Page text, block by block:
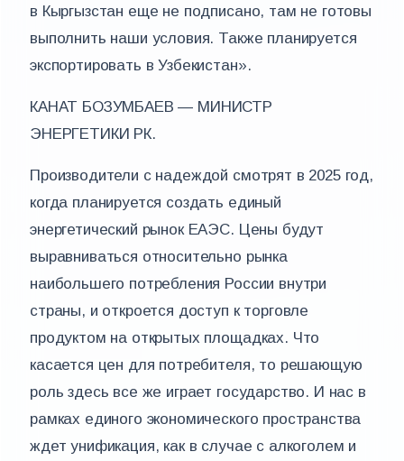
в Кыргызстан еще не подписано, там не готовы
выполнить наши условия. Также планируется
экспортировать в Узбекистан».
КАНАТ БОЗУМБАЕВ — МИНИСТР
ЭНЕРГЕТИКИ РК.
Производители с надеждой смотрят в 2025 год,
когда планируется создать единый
энергетический рынок ЕАЭС. Цены будут
выравниваться относительно рынка
наибольшего потребления России внутри
страны, и откроется доступ к торговле
продуктом на открытых площадках. Что
касается цен для потребителя, то решающую
роль здесь все же играет государство. И нас в
рамках единого экономического пространства
ждет унификация, как в случае с алкоголем и